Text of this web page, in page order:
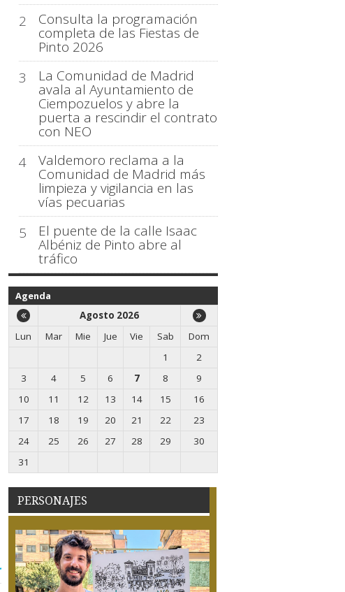
2
Consulta la programación
completa de las Fiestas de
Pinto 2026
3
La Comunidad de Madrid
avala al Ayuntamiento de
Ciempozuelos y abre la
puerta a rescindir el contrato
con NEO
4
Valdemoro reclama a la
Comunidad de Madrid más
limpieza y vigilancia en las
vías pecuarias
5
El puente de la calle Isaac
Albéniz de Pinto abre al
tráfico
Agenda
Agosto 2026
Lun
Mar Mie Jue Vie Sab
Dom
1
2
3
4 5 6 7 8
9
10
11 12 13 14 15
16
17
18 19 20 21 22
23
24
25 26 27 28 29
30
31
PERSONAJES